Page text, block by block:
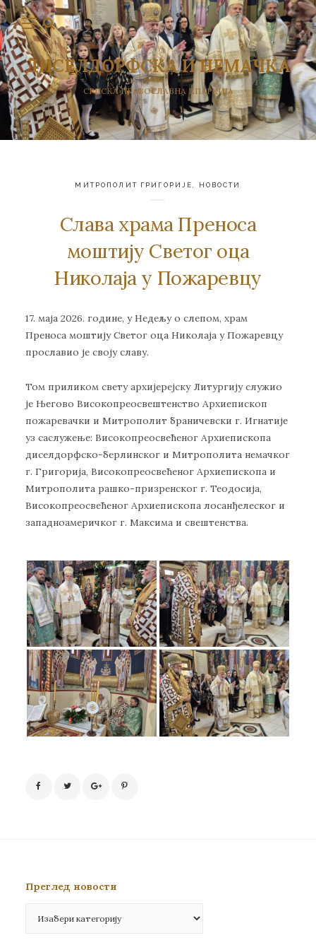
ДИСЕЛДОРФСКА И НЕМАЧКА
СРПСКА ПРАВОСЛАВНА ЕПАРХИЈА
МИТРОПОЛИТ ГРИГОРИЈЕ НОВОСТИ
Слава храма Преноса
моштију Светог оца
Николаја у Пожаревцу
17. маја 2026. године, у Недељу о слепом, храм
Преноса моштију Светог оца Николаја у Пожаревцу
прославио је своју славу.
Том приликом свету архијерејску Литургију служио
је Његово Високопреосвештенство Архиепископ
пожаревачки и Митрополит браничевски г. Игнатије
уз саслужење: Високопреосвећеног Архиепископа
диселдорфско-берлинског и Митрополита немачког
г. Григорија, Високопреосвећеног Архиепископа и
Митрополита рашко-призренског г. Теодосија,
Високопреосвећеног Архиепископа лосанђелеског и
западноамеричког г. Максима и свештенства.
Преглед новости
новости